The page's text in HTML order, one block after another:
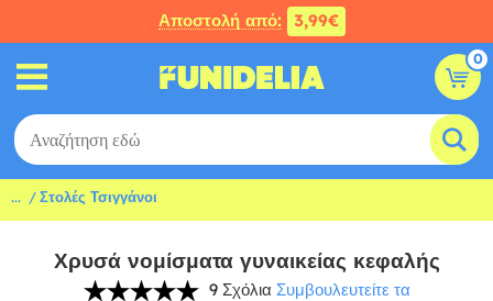
Αποστολή από: 3,99€
0
... Στολές Τσιγγάνοι
Χρυσά νομίσματα γυναικείας κεφαλής
9 Σχόλια Συμβουλευτείτε τα